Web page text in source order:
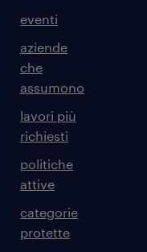
eventi
aziende
che
assumono
lavori più
richiesti
politiche
attive
categorie
protette